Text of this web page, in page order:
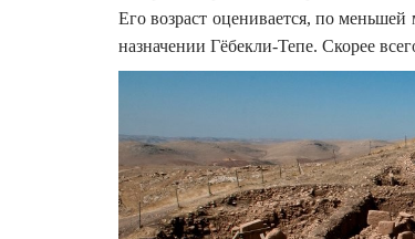
Его возраст оценивается, по
назначении Гёбекли-Тепе. Скорее